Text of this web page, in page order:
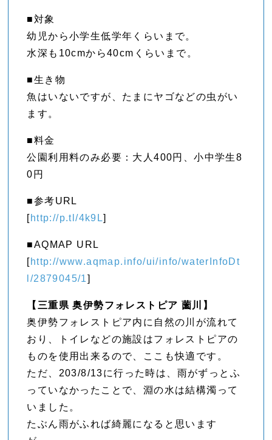
■対象
幼児から小学生低学年くらいまで。
水深も10cmから40cmくらいまで。
■生き物
魚はいないですが、たまにヤゴなどの虫がい
ます。
■料金
公園利用料のみ必要：大人400円、小中学生8
0円
■参考URL
[http://p.tl/4k9L]
■AQMAP URL
[http://www.aqmap.info/ui/info/waterInfoDt
l/2879045/1]
【三重県 奥伊勢フォレストピア 薗川】
奥伊勢フォレストピア内に自然の川が流れて
おり、トイレなどの施設はフォレストピアの
ものを使用出来るので、ここも快適です。
ただ、203/8/13に行った時は、雨がずっとふ
っていなかったことで、淵の水は結構濁って
いました。
たぶん雨がふれば綺麗になると思います